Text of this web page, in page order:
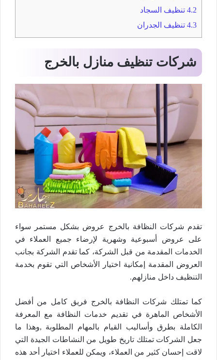
4.2 تنظيف السجاد
4.3 تنظيف الجدران
شركات تنظيف منازل بالخرج
تقدم شركات النظافة بالخرج عروض بشكل مستمر سواء
على عروض أسبوعية وشهرية لإرضاء جميع العملاء في
الخدمات المقدمة من قبل الشركة، كما تقدم الشركة بجانب
العروض المقدمة إمكانية اختيار الأشخاص التي تقوم بخدمة
التنظيف داخل منازلهم.
كما تمتلك شركات النظافة بالخرج فريق كامل من أفضل
الأشخاص الماهرة في تقديم خدمات النظافة مع المعرفة
الكاملة بطرق وأساليب القيام بالمهام المطلوبة ,وهذا ما
جعل الشركات تمتلك تاريخ طويل من النشاطات الجيدة التي
لاقت إحسان كثير من العملاء، ويمكن للعملاء اختيار أحد هذه